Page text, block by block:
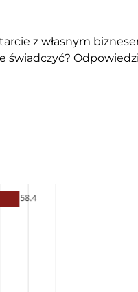
z własnym
świadczyć?